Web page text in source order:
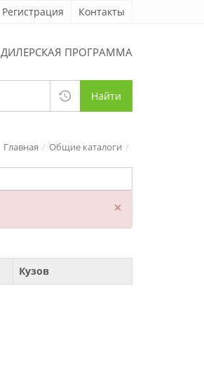
Регистрация Контакты
ДИЛЕРСКАЯ ПРОГРАММА
Найти
Главная Общие каталоги
×
Кузов